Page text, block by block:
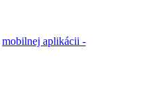
mobilnej aplikácii -